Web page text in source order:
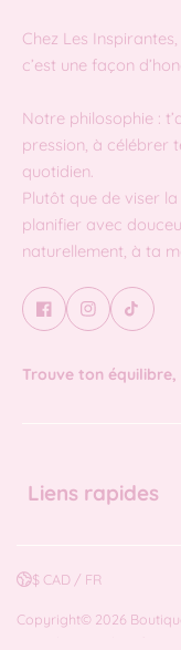
Chez Les
c’est une façon
Notre philosophie :
pression, à célébrer
quotidien.
Plutôt que de viser
planifier avec
naturellement, à ta
Trouve ton
Liens rapides
$ CAD / FR
Copyright© 2026